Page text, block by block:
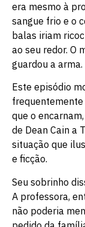
era mesmo à
sangue frio e o
balas iriam
ao seu redor. O
guardou a arma.
Este episódio
que o
de Dean Cain a
situação que
e ficção.
Seu sobrinho
A professora,
não poderia